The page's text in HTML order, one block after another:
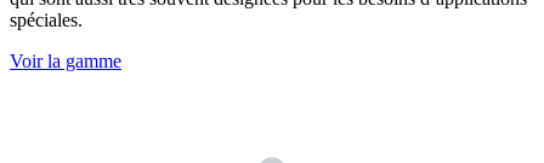
spéciales.
Voir la gamme